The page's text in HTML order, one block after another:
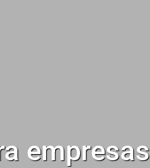
empresas